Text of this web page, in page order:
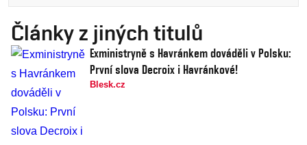
Články z jiných titulů
Exministryně s Havránkem dováděli v Polsku:
První slova Decroix i Havránkové!
Blesk.cz